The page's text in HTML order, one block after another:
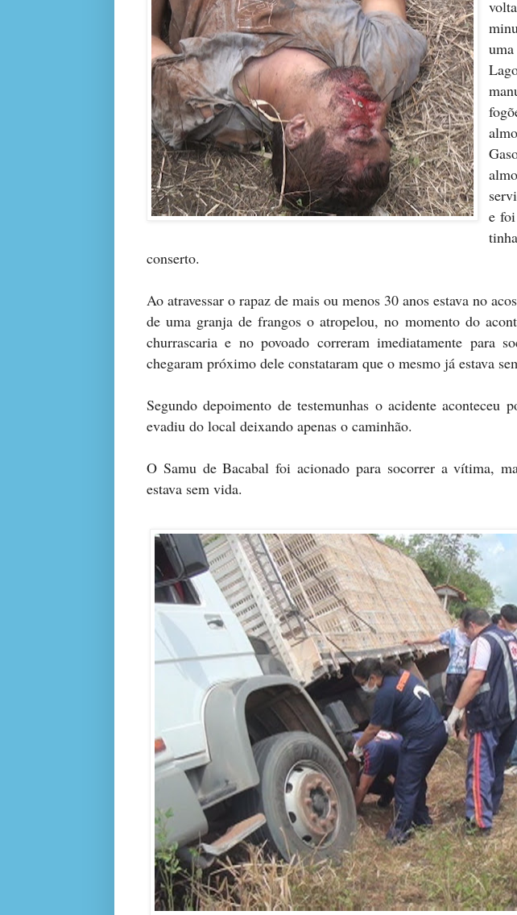
e
conserto.
Ao atravessar o rapaz de mais ou menos 30 anos estava no
de uma granja de frangos o atropelou, no momento do
churrascaria e no povoado correram imediatamente para
chegaram próximo dele constataram que o mesmo já estava
Segundo depoimento de testemunhas o acidente aconteceu
evadiu do local deixando apenas o caminhão.
O Samu de Bacabal foi acionado para socorrer a vítima,
estava sem vida.